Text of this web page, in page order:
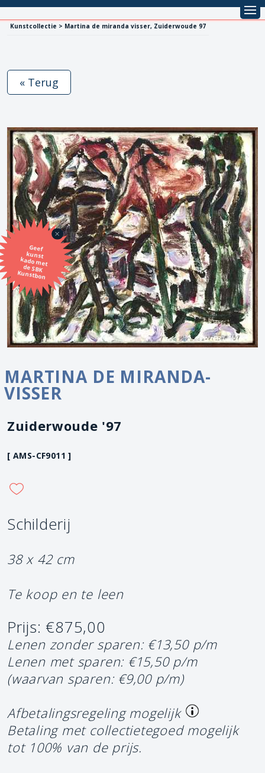
Kunstcollectie > Martina de miranda visser, Zuiderwoude 97
Geef
kunst
kado met
de SBK
Kunstbon
« Terug
MARTINA DE MIRANDA-
VISSER
Zuiderwoude '97
[ AMS-CF9011 ]
Schilderij
38 x 42 cm
Te koop en te leen
Prijs: €875,00
Lenen zonder sparen: €13,50 p/m
Lenen met sparen: €15,50 p/m
(waarvan sparen: €9,00 p/m)
Afbetalingsregeling mogelijk
Betaling met collectietegoed mogelijk
tot 100% van de prijs.